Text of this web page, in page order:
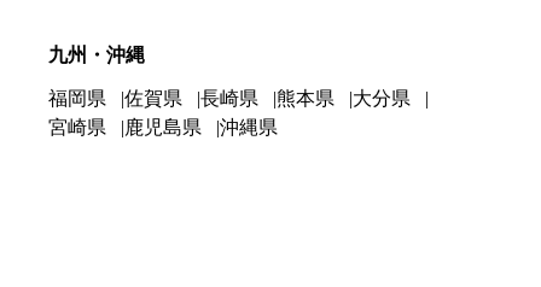
九州・沖縄
福岡県 佐賀県 長崎県 熊本県
大分県
宮崎県
鹿児島県 沖縄県